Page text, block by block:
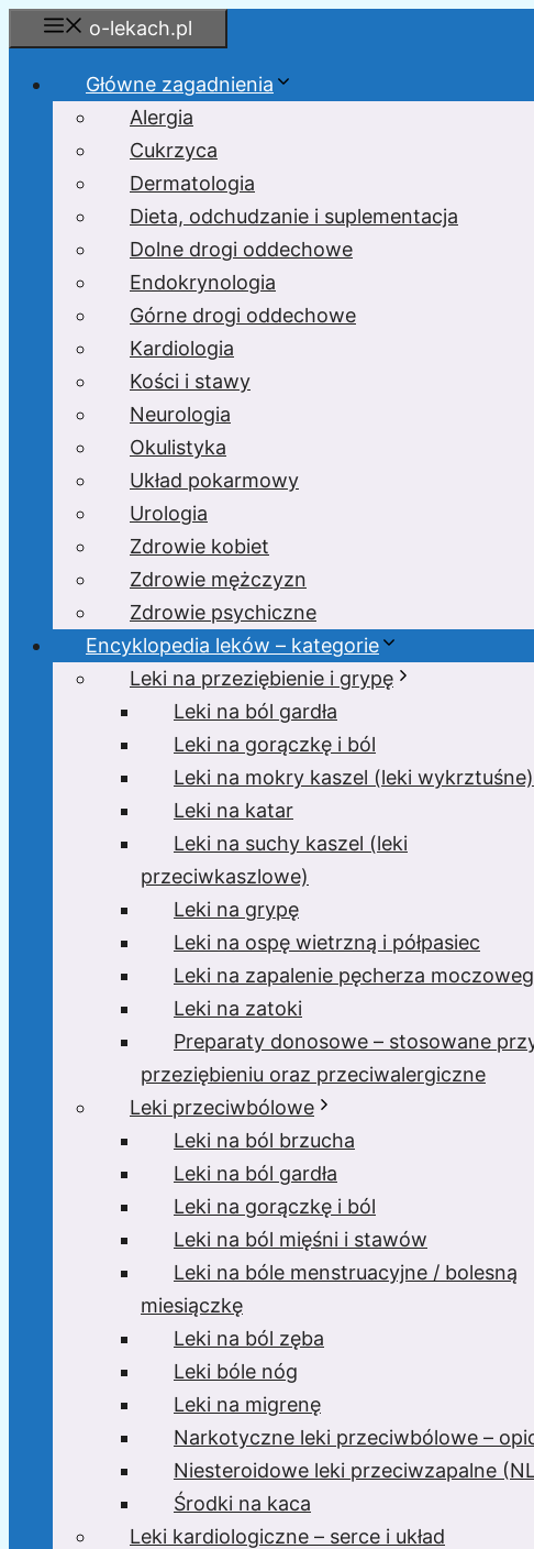
Przejdź
do
o-lekach.pl
Główne zagadnienia
Alergia
Cukrzyca
Dermatologia
Dieta, odchudzanie i suplementacja
Dolne drogi oddechowe
Endokrynologia
Górne drogi oddechowe
Kardiologia
Kości i stawy
Neurologia
Okulistyka
Układ pokarmowy
Urologia
Zdrowie kobiet
Zdrowie mężczyzn
Zdrowie psychiczne
Encyklopedia leków – kategorie
Leki na przeziębienie i grypę
Leki na ból gardła
Leki na gorączkę i ból
Leki na mokry kaszel (leki wykrztuśne)
Leki na katar
Leki na suchy kaszel (leki
przeciwkaszlowe)
Leki na grypę
Leki na ospę wietrzną i półpasiec
Leki na zapalenie pęcherza
Leki na zatoki
Preparaty donosowe – stosowane
przeziębieniu oraz przeciwalergiczne
Leki przeciwbólowe
Leki na ból brzucha
Leki na ból gardła
Leki na gorączkę i ból
Leki na ból mięśni i stawów
Leki na bóle menstruacyjne / bolesną
miesiączkę
Leki na ból zęba
Leki bóle nóg
Leki na migrenę
Narkotyczne leki przeciwbólowe –
Niesteroidowe leki przeciwzapalne
Środki na kaca
Leki kardiologiczne – serce i układ